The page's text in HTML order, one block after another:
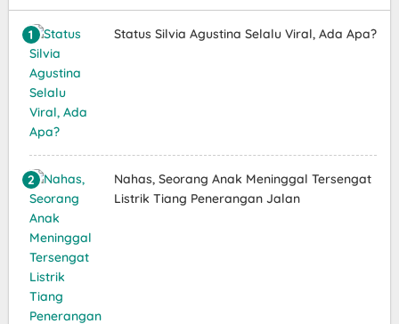
Status Silvia Agustina Selalu Viral, Ada Apa?
Nahas, Seorang Anak Meninggal Tersengat
Listrik Tiang Penerangan Jalan